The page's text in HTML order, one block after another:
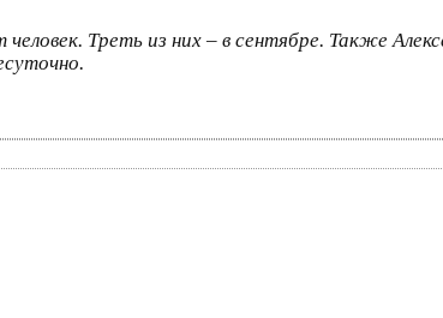
Треть из них – в сентябре. Также